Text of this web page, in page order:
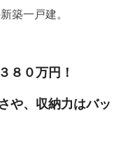
築一戸建。
８０万円！
や、収納力はバッ